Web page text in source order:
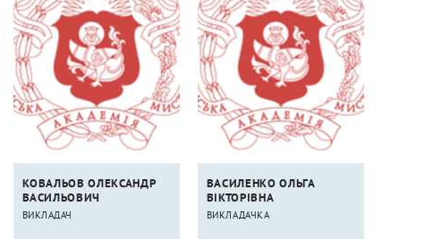
КОВАЛЬОВ ОЛЕКСАНДР
ВАСИЛЬОВИЧ
ВИКЛАДАЧ
ВАСИЛЕНКО ОЛЬГА
ВІКТОРІВНА
ВИКЛАДАЧКА